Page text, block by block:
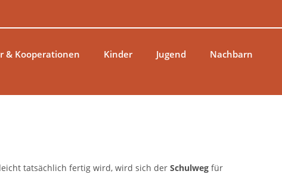
& Kooperationen Kinder Jugend Nachbarn
tatsächlich fertig wird, wird sich der Schulwegfür